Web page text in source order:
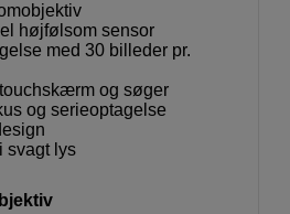
højfølsom sensor
med 30 billeder pr.
og søger
og serieoptagelse
svagt lys